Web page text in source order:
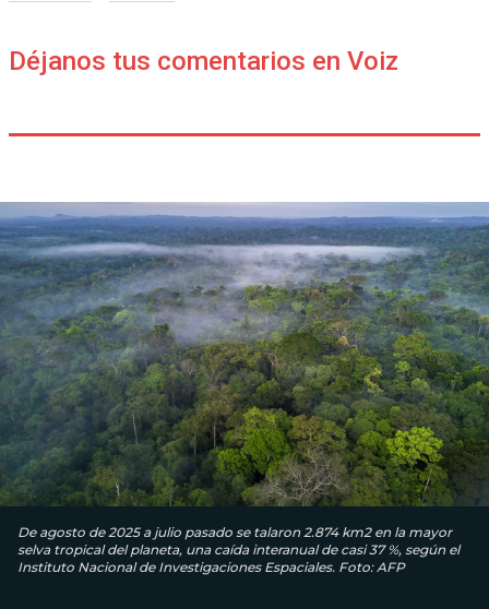
Déjanos tus comentarios en Voiz
De agosto de 2025 a julio pasado se talaron 2.874 km2 en la mayor
selva tropical del planeta, una caída interanual de casi 37 %, según el
Instituto Nacional de Investigaciones Espaciales. Foto: AFP